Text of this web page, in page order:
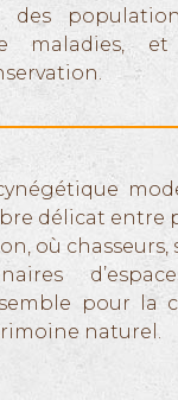
des
maladies,
délicat entre
où chasseurs,
pour la
naturel.